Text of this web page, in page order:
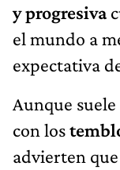
y progresiva
el mundo a
expectativa
Aunque
con los
advierten